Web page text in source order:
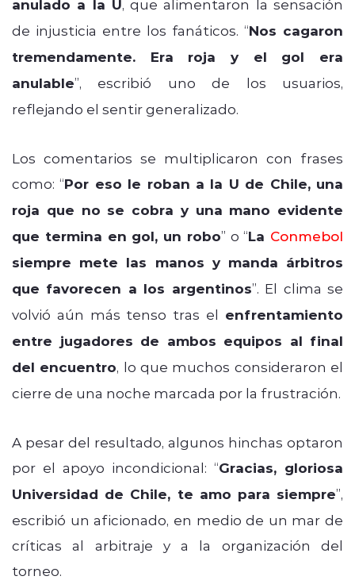
anulado a la U, que alimentaron la sensación
de injusticia entre los fanáticos. “Nos cagaron
tremendamente. Era roja y el gol era
anulable”, escribió uno de los usuarios,
reflejando el sentir generalizado.
Los comentarios se multiplicaron con frases
como: “Por eso le roban a la U de Chile, una
roja que no se cobra y una mano evidente
que termina en gol, un robo” o “La Conmebol
siempre mete las manos y manda árbitros
que favorecen a los argentinos”. El clima se
volvió aún más tenso tras el enfrentamiento
entre jugadores de ambos equipos al final
del encuentro, lo que muchos consideraron el
cierre de una noche marcada por la frustración.
A pesar del resultado, algunos hinchas optaron
por el apoyo incondicional: “Gracias, gloriosa
Universidad de Chile, te amo para siempre”,
escribió un aficionado, en medio de un mar de
críticas al arbitraje y a la organización del
torneo.